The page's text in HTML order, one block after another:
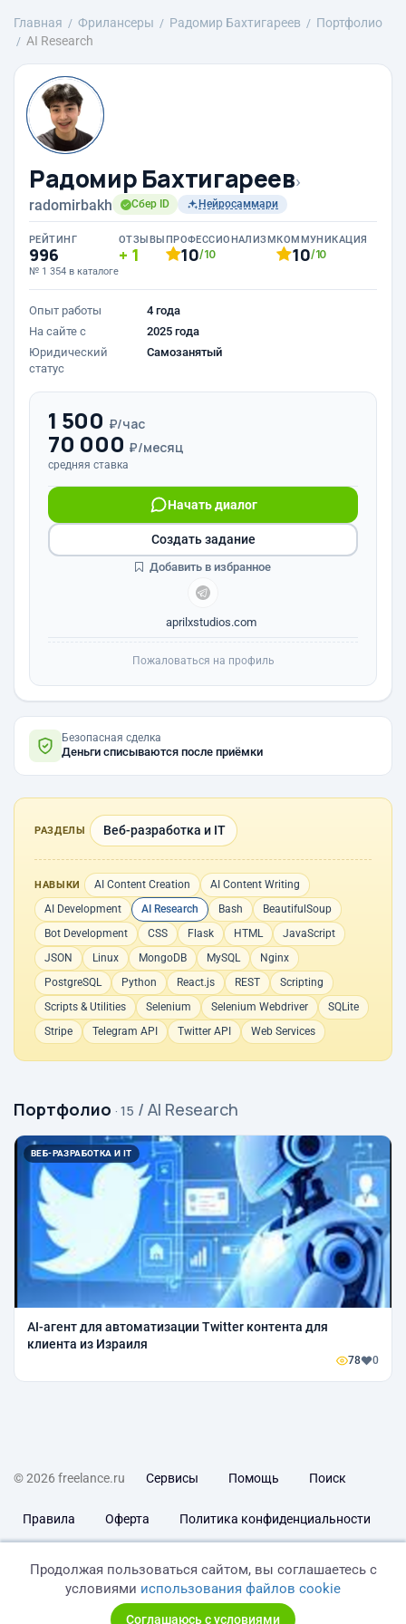
Главная Фрилансеры Радомир Бахтигареев
Портфолио
AI Research
Радомир Бахтигареев›
radomirbakh Сбер ID Нейросаммари
РЕЙТИНГ
996
№ 1 354 в каталоге
ОТЗЫВЫ
1
ПРОФЕССИОНАЛИЗМ
10/10
КОММУНИКАЦИЯ
10/10
Опыт работы
4 года
На сайте с
2025 года
Юридический
статус
Самозанятый
1 500 ₽/час
70 000 ₽/месяц
средняя ставка
Начать диалог
aprilxstudios.com
Создать задание
Добавить в избранное
Пожаловаться на профиль
Безопасная сделка
Деньги списываются после приёмки
РАЗДЕЛЫ Веб-разработка и IT
НАВЫКИ AI Content Creation
AI Content Writing
AI Development
AI Research Bash
BeautifulSoup
Bot Development
CSS Flask HTML
JavaScript
JSON
Linux MongoDB MySQL
Nginx
PostgreSQL
Python React.js REST
Scripting
Scripts & Utilities
Selenium Selenium Webdriver
SQLite
Stripe
Telegram API Twitter API Web Services
Портфолио · 15 / AI Research
ВЕБ-РАЗРАБОТКА И IT
AI-агент для автоматизации Twitter контента для
клиента из Израиля
78 0
© 2026 freelance.ru Сервисы Помощь Поиск
Правила Оферта Политика конфиденциальности
Продолжая пользоваться сайтом, вы соглашаетесь с
условиями использования файлов cookie
Соглашаюсь с условиями